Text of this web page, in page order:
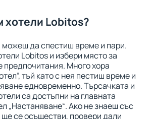
хотели Lobitos?
можеш да спестиш време и пари.
Lobitos и избери място за
предпочитания. Много хора
тъй като с нея пестиш време и
едновременно. Търсачката и
са достъпни на главната
„Настаняване“. Ако не знаеш със
се осъществи, провери дали